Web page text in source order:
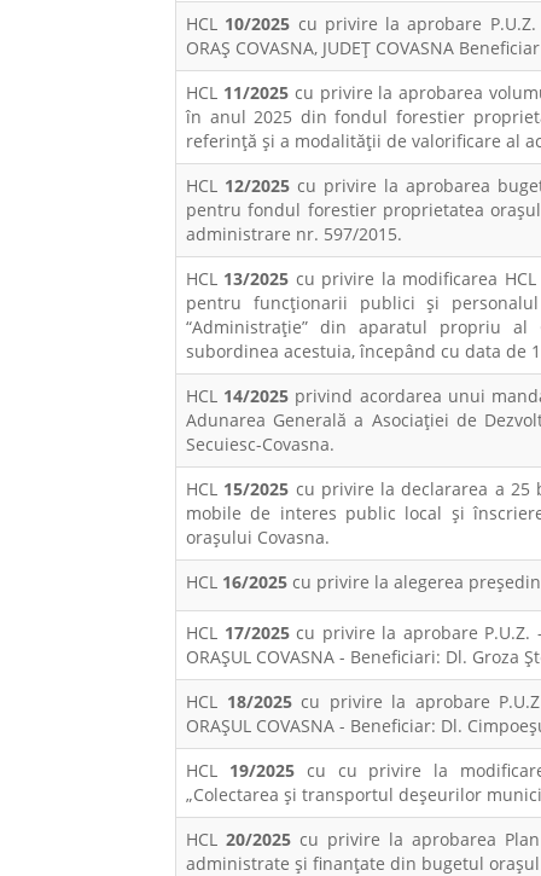
HCL 10/2025 cu privire la aprobare P.U.Z.
ORAȘ COVASNA, JUDEȚ COVASNA
HCL 11/2025cu privire la aprobarea
în anul 2025 din fondul forestier
referință și a modalității de valorificare al
HCL 12/2025 cu privire la aprobarea
pentru fondul forestier proprietatea
administrare nr. 597/2015.
HCL 13/2025 cu privire la modificarea
pentru funcționarii publici și
“Administrație” din aparatul propriu
subordinea acestuia, începând cu data de
HCL 14/2025 privind acordarea unui
Adunarea Generală a Asociației de
Secuiesc-Covasna.
HCL 15/2025 cu privire la declararea a 25
mobile de interes public local și
orașului Covasna.
HCL 16/2025 cu privire la alegerea
HCL 17/2025cu privire la aprobare P.U.Z. –
ORAȘUL COVASNA - Beneficiari: Dl. Groza
HCL 18/2025cu privire la aprobare P.U.Z.
ORAȘUL COVASNA - Beneficiar: Dl.
HCL 19/2025cu cu privire la
„Colectarea și transportul deșeurilor
HCL 20/2025 cu privire la aprobarea
administrate şi finanţate din bugetul